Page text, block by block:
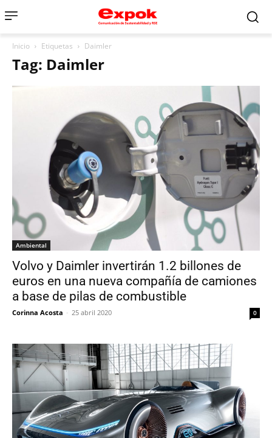
Inicio Etiquetas Daimler
Tag: Daimler
Ambiental
Volvo y Daimler invertirán 1.2 billones de
euros en una nueva compañía de camiones
a base de pilas de combustible
Corinna Acosta - 25 abril 2020 0